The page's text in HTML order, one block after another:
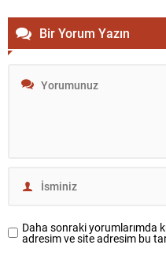
Bir Yorum Yazın
Daha sonraki yorumlarımda
adresim ve site adresim bu